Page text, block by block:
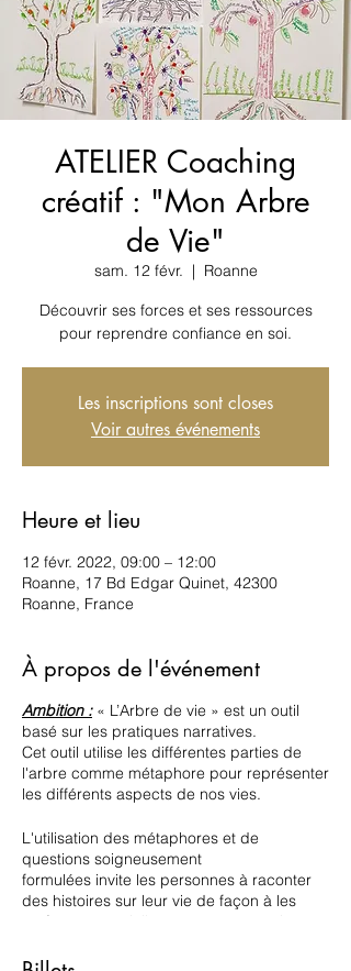
ATELIER Coaching
créatif : "Mon Arbre
de Vie"
sam. 12 févr.
  |
Roanne
Découvrir ses forces et ses ressources
pour reprendre confiance en soi.
Les inscriptions sont closes
Voir autres événements
Heure et lieu
12 févr. 2022, 09:00 – 12:00
Roanne, 17 Bd Edgar Quinet, 42300
Roanne, France
À propos de l'événement
Ambition :« L’Arbre de vie » est un outil
basé sur les pratiques narratives.
Cet outil utilise les différentes parties de
l'arbre comme métaphore pour représenter
les différents aspects de nos vies.
L'utilisation des métaphores et de
questions soigneusement
formulées invite les personnes à raconter
des histoires sur leur vie de façon à les
renforcer, et qu’elles prennent conscience